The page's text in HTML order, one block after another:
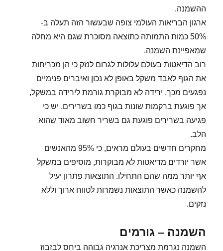
ההשמנה.
ארגון הבריאות העולמי צופה שבעשור הזה תעלה ב-
50% כמות התמותה כתוצאה מסוכרת שגם היא מחלה
שמאפיינת השמנה.
רוב הדיאטות בעולם עלולות לגרום לנזק כי הן מכריחות
את הגוף לאבד משקל באופן לא נכון ואיברים פנימיים
נפגעים מכך. ירידה לא מבוקרת גורמת לירידה במשקל,
אך פוגעת ברקמות שונות בגוף כמו בשרירים. יש כי
פגיעה בשרירים פוגעת גם בשריר חשוב מאוד שהוא
הלב.
מחקרים חדשים בעולם מראים, כי 95% מהאנשים
אשר יורדים מדיאטות לא מבוקרות, מוסיפים במשקל
אף יותר ממה שהם התחילו. התוצאות פתרון יעיל
להשמנה כאשר התוצאות נשמרות לטווח ארוך וללא
נזקים.
השמנה – גורמים
השמנה נגרמת מצריכת אנרגיה גבוהה ביחס לבזבוז